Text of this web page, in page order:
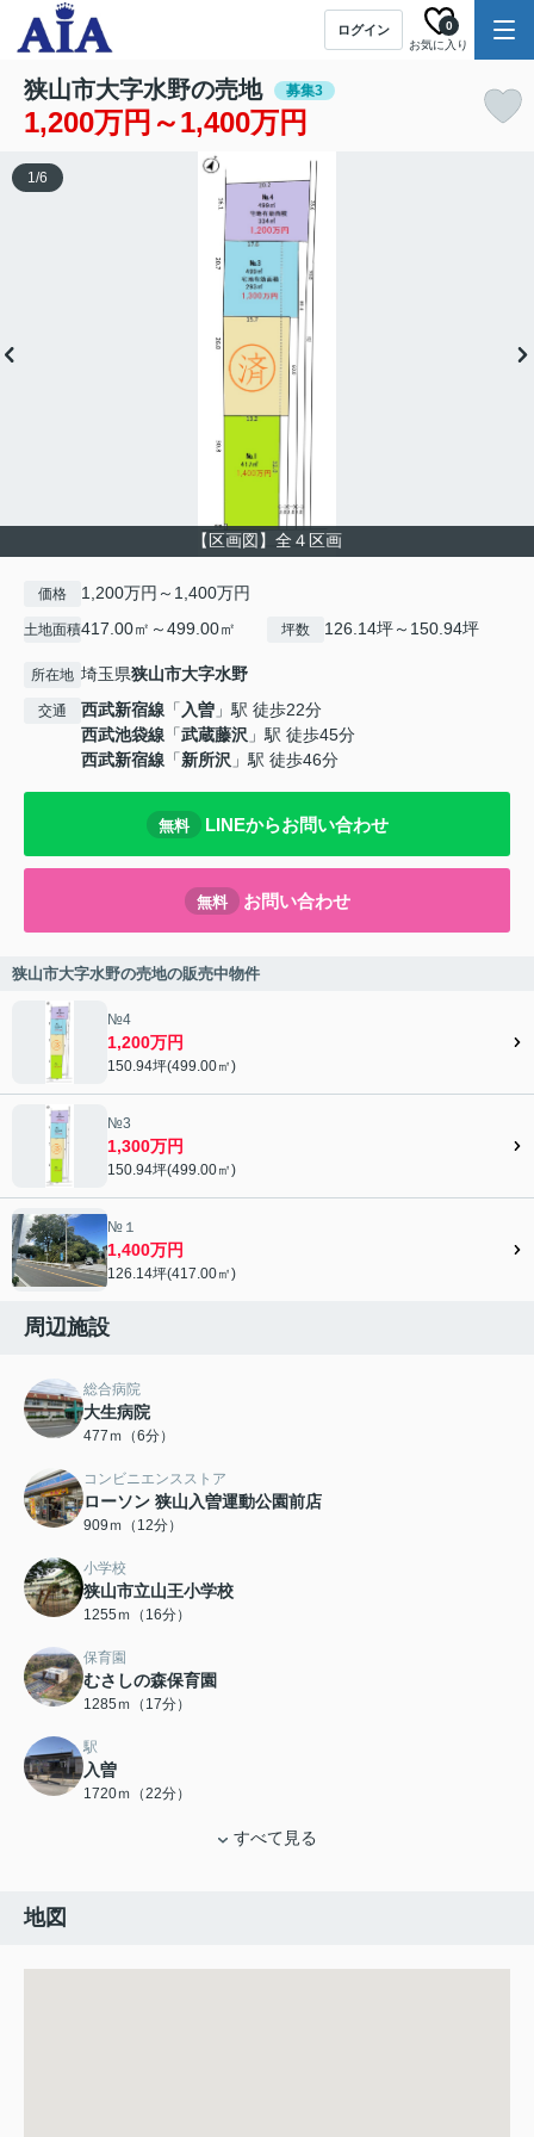
ログイン
お気に入り
0
狭山市大字水野の売地 募集3
1,200万円～1,400万円
【区画図】全４区画
1/6
価格 1,200万円～1,400万円
土地面積417.00㎡～499.00㎡ 坪数 126.14坪～150.94坪
所在地 埼玉県狭山市大字水野
交通 西武新宿線 「入曽 」駅 徒歩22分
西武池袋線 「武蔵藤沢 」駅 徒歩45分
西武新宿線 「新所沢 」駅 徒歩46分
無料 LINEからお問い合わせ
無料 お問い合わせ
狭山市大字水野の売地の販売中物件
№4
1,200万円
150.94坪(499.00㎡)
№3
1,300万円
150.94坪(499.00㎡)
№１
1,400万円
126.14坪(417.00㎡)
周辺施設
総合病院
大生病院
477ｍ（6分）
コンビニエンスストア
ローソン 狭山入曽運動公園前店
909ｍ（12分）
小学校
狭山市立山王小学校
1255ｍ（16分）
保育園
むさしの森保育園
1285ｍ（17分）
駅
入曽
1720ｍ（22分）
すべて見る
地図